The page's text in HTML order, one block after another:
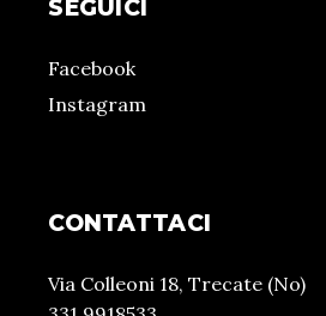
SEGUICI
Facebook
Instagram
CONTATTACI
Via Colleoni 18, Trecate (No)